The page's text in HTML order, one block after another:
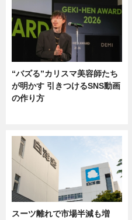
“バズる”カリスマ美容師たち
が明かす 引きつけるSNS動画
の作り方
スーツ離れで市場半減も増